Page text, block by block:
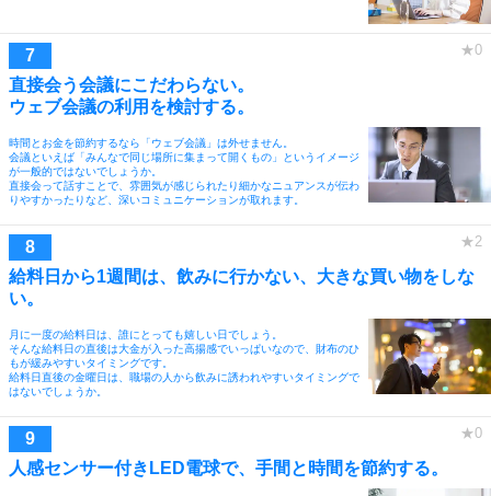
直接会う会議にこだわらない。
ウェブ会議の利用を検討する。
時間とお金を節約するなら「ウェブ会議」は外せません。
会議といえば「みんなで同じ場所に集まって開くもの」というイメージ
が一般的ではないでしょうか。
直接会って話すことで、雰囲気が感じられたり細かなニュアンスが伝わ
りやすかったりなど、深いコミュニケーションが取れます。
給料日から1週間は、飲みに行かない、大きな買い物をしな
い。
月に一度の給料日は、誰にとっても嬉しい日でしょう。
そんな給料日の直後は大金が入った高揚感でいっぱいなので、財布のひ
もが緩みやすいタイミングです。
給料日直後の金曜日は、職場の人から飲みに誘われやすいタイミングで
はないでしょうか。
人感センサー付きLED電球で、手間と時間を節約する。